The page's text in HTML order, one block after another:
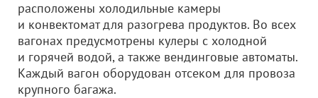
расположены холодильные камеры
и конвектомат для разогрева продуктов. Во всех
вагонах предусмотрены кулеры с холодной
и горячей водой, а также вендинговые автоматы.
Каждый вагон оборудован отсеком для провоза
крупного багажа.